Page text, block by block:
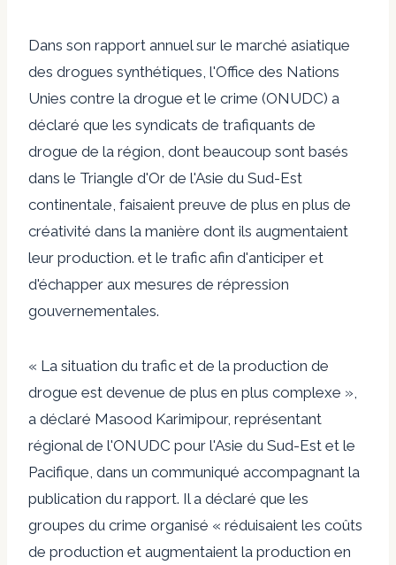
Dans son rapport annuel sur le marché asiatique
des drogues synthétiques, l'Office des Nations
Unies contre la drogue et le crime (ONUDC) a
déclaré que les syndicats de trafiquants de
drogue de la région, dont beaucoup sont basés
dans le Triangle d'Or de l'Asie du Sud-Est
continentale, faisaient preuve de plus en plus de
créativité dans la manière dont ils augmentaient
leur production. et le trafic afin d'anticiper et
d'échapper aux mesures de répression
gouvernementales.
« La situation du trafic et de la production de
drogue est devenue de plus en plus complexe »,
a déclaré Masood Karimipour, représentant
régional de l'ONUDC pour l'Asie du Sud-Est et le
Pacifique, dans un communiqué accompagnant la
publication du rapport. Il a déclaré que les
groupes du crime organisé « réduisaient les coûts
de production et augmentaient la production en